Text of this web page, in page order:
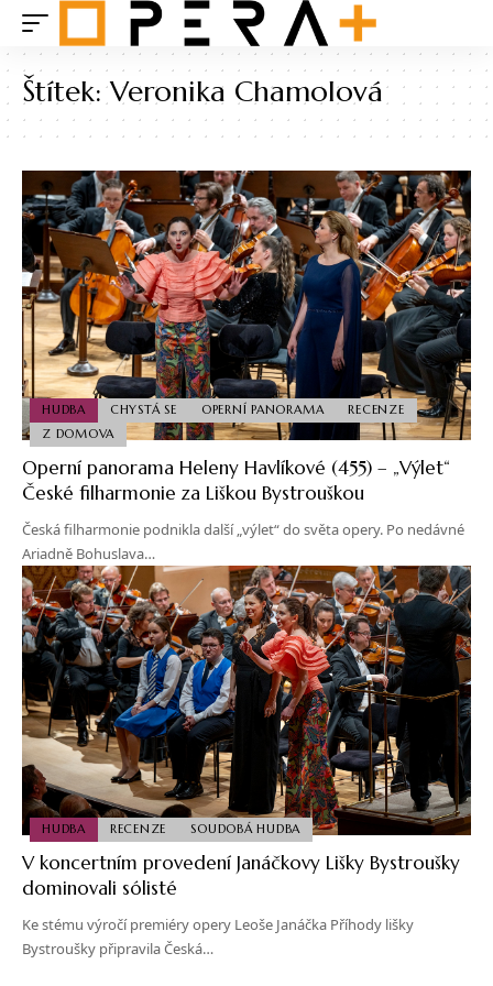
Štítek:Veronika Chamolová
HUDBA CHYSTÁ SE OPERNÍ PANORAMA
RECENZE
Z DOMOVA
Operní panorama Heleny Havlíkové (455) – „Výlet“
České filharmonie za Liškou Bystrouškou
Česká filharmonie podnikla další „výlet“ do světa opery. Po nedávné
Ariadně Bohuslava…
HUDBA RECENZE SOUDOBÁ HUDBA
V koncertním provedení Janáčkovy Lišky Bystroušky
dominovali sólisté
Ke stému výročí premiéry opery Leoše Janáčka Příhody lišky
Bystroušky připravila Česká…